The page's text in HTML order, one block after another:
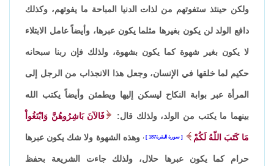
ولكن حينئذ ستفوتهم من لذات الدنيا المباحة ما يفوتهم، وكذلك
دافع الولد لن يكون بغيرها مثلما يكون عبرها، وأيضاً عامل الابتلاء
لا يكون بغير شهوة كما يكون بشهوة، ولذلك فإن ربنا سبحانه
حكيم لما خلقها في الإنسان، وجعل هذا الانجذاب من الرجل إلى
المرأة عبر بوابة النكاح ليسكن إليها ويطمئن وأيضاً يكتب الله
بينهما ما يكتب من الولد، ولذلك قال: فَالآنَ بَاشِرُوهُنَّ وَابْتَغُواْ
مَا كَتَبَ اللّهُ لَكُمْ سورة البقرة187 ، وهذه الشهوة ولا شك يكون عبرها
حرام كما يكون عبرها حلال، ولذلك جاءت الشريعة بحفظ